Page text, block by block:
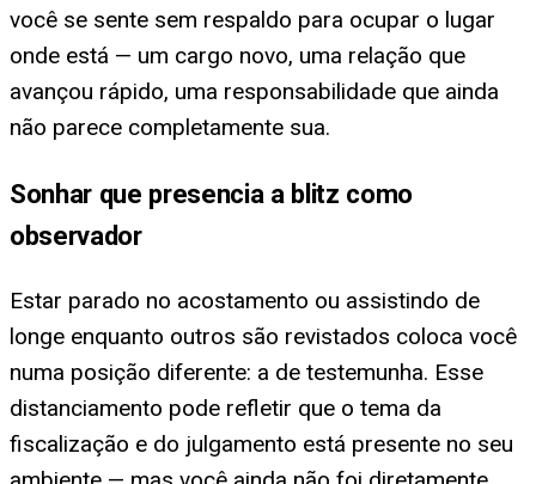
você se sente sem respaldo para ocupar o lugar
onde está — um cargo novo, uma relação que
avançou rápido, uma responsabilidade que ainda
não parece completamente sua.
Sonhar que presencia a blitz como
observador
Estar parado no acostamento ou assistindo de
longe enquanto outros são revistados coloca você
numa posição diferente: a de testemunha. Esse
distanciamento pode refletir que o tema da
fiscalização e do julgamento está presente no seu